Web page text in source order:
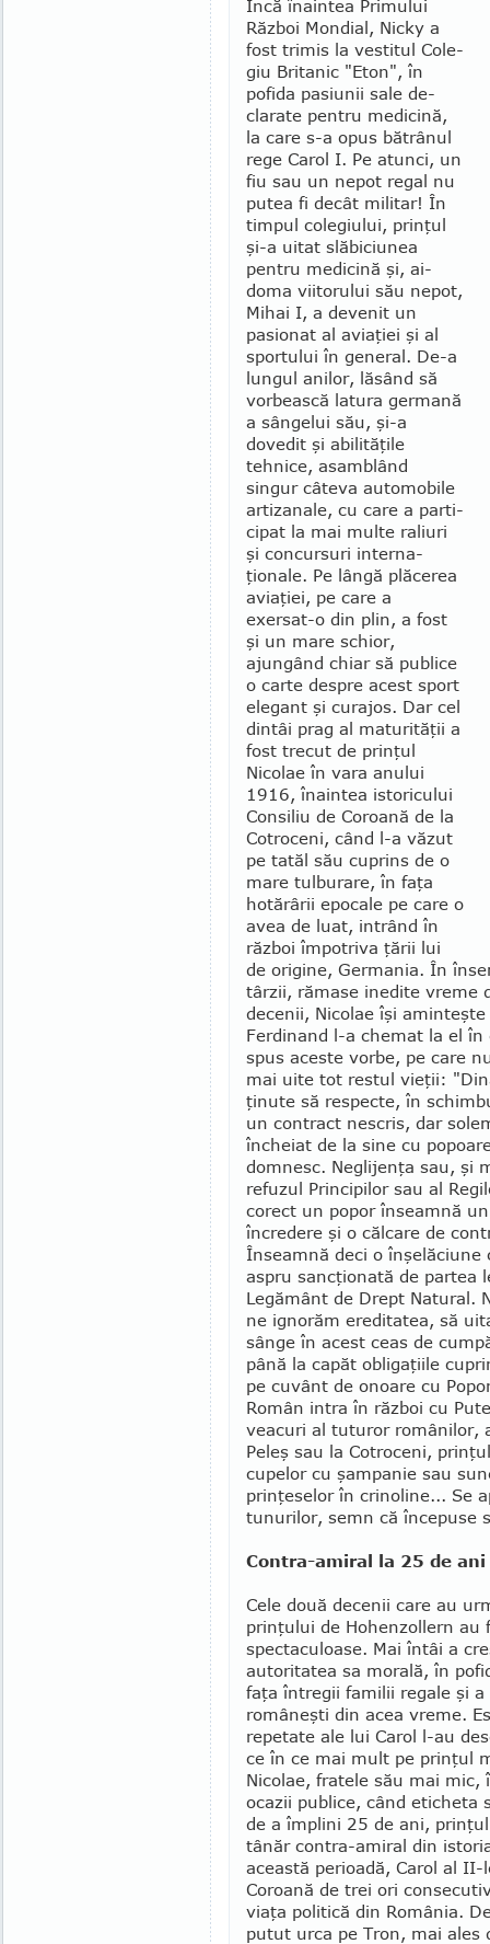
Încă înaintea Primului
Răz­boi Mon­dial, Nicky a
fost trimis la vestitul Cole­
giu Britanic "Eton", în
pofida pasiunii sale de­
clarate pentru medicină,
la care s-a opus bătrânul
rege Carol I. Pe atunci, un
fiu sau un nepot regal nu
putea fi decât militar! În
timpul colegiului, prinţul
şi-a uitat slăbiciunea
pentru medicină şi, ai­
doma viitorului său nepot,
Mihai I, a de­venit un
pasionat al aviaţiei şi al
sportului în general. De-a
lungul anilor, lăsând să
vorbească latura germană
a sân­ge­lui său, şi-a
dovedit şi abilităţile
tehnice, asam­blând
singur câteva automobile
artiza­nale, cu care a par­ti­
ci­pat la mai multe raliuri
şi concursuri inter­na­
ţionale. Pe lângă plăcerea
aviaţiei, pe care a
exersat-o din plin, a fost
şi un mare schior,
ajungând chiar să publice
o carte despre acest sport
elegant şi curajos. Dar cel
din­tâi prag al maturităţii a
fost trecut de prinţul
Nicolae în vara anului
1916, înaintea istoricului
Con­siliu de Coroană de la
Cotroceni, când l-a văzut
pe tatăl său cuprins de o
mare tulburare, în faţa
hotărârii epocale pe care o
avea de luat, intrând în
război împo­triva ţării lui
de origine, Germania. În
târzii, rămase inedite vreme
decenii, Nicolae îşi amin­teşte
Ferdinand l-a chemat la el în
spus aceste vorbe, pe care
mai uite tot restul vieţii:
ţinute să respecte, în
un contract nescris, dar
încheiat de la sine cu
domnesc. Neglijenţa sau, şi
refuzul Principilor sau al
corect un popor înseamnă
încredere şi o călcare de
Înseamnă deci o înşelăciune
aspru sancţionată de partea
Legământ de Drept Natural.
ne ignorăm ereditatea, să
sânge în acest ceas de
până la capăt obligaţiile
pe cuvânt de onoare cu
Român intra în război cu
veacuri al tuturor românilor,
Peleş sau la Cotroceni,
cupelor cu şam­panie sau
prinţeselor în crinoline... Se
tunurilor, semn că începuse
Contra-amiral la 25 de ani
Cele două decenii care au
prinţului de Hohenzollern au
spectaculoase. Mai întâi a
autoritatea sa morală, în
faţa întregii familii regale şi a
româneşti din acea vreme.
repetate ale lui Carol l-au
ce în ce mai mult pe prin­ţul
Nicolae, fratele său mai
ocazii publice, când eticheta
de a îm­plini 25 de ani,
tânăr contra-amiral din
această perioadă, Carol al
Coroană de trei ori
viaţa politică din România.
putut urca pe Tron, mai ales